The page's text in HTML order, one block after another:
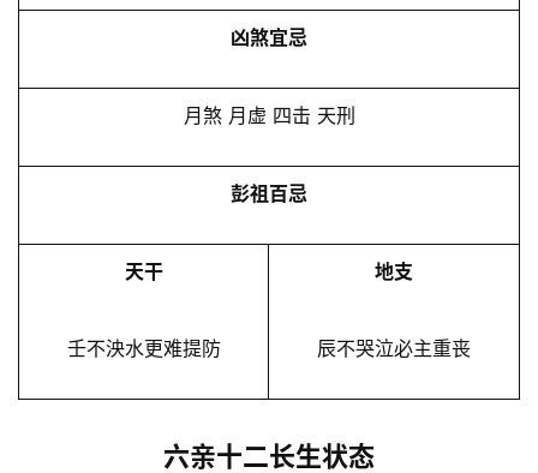
凶煞宜忌
月煞 月虚 四击 天刑
彭祖百忌
天干
壬不泱水更难提防
地支
辰不哭泣必主重丧
六亲十二长生状态